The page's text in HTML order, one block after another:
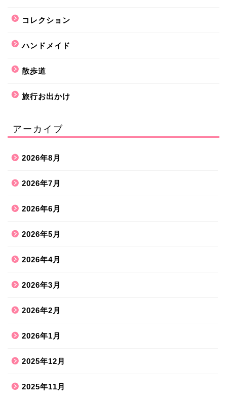
コレクション
ハンドメイド
散歩道
旅行お出かけ
アーカイブ
2026年8月
2026年7月
2026年6月
2026年5月
2026年4月
2026年3月
2026年2月
2026年1月
2025年12月
2025年11月